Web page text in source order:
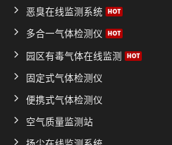
恶臭在线监测系统
多合一气体检测仪
园区有毒气体在线监测
固定式气体检测仪
便携式气体检测仪
空气质量监测站